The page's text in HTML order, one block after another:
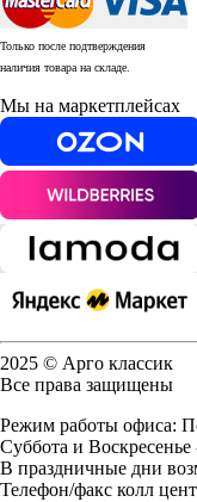
Только после подтверждения
наличия товара на складе.
Мы на маркетплейсах
2025 © Арго классик
Все права защищены
Режим работы офиса:
Суббота и
В праздничные дни
Телефон/факс колл